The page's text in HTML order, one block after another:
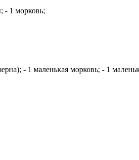
1 морковь;
- 1 маленькая морковь; - 1